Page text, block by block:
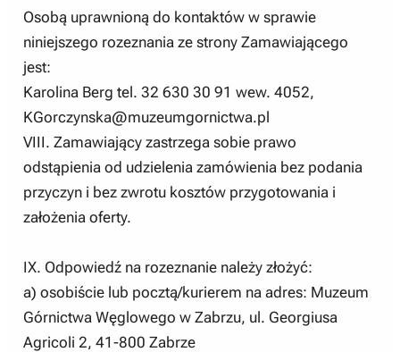
Osobą uprawnioną do kontaktów w sprawie
niniejszego rozeznania ze strony Zamawiającego
jest:
Karolina Berg tel. 32 630 30 91 wew. 4052,
KGorczynska@muzeumgornictwa.pl
VIII. Zamawiający zastrzega sobie prawo
odstąpienia od udzielenia zamówienia bez podania
przyczyn i bez zwrotu kosztów przygotowania i
założenia oferty.
IX. Odpowiedź na rozeznanie należy złożyć:
a) osobiście lub pocztą/kurierem na adres: Muzeum
Górnictwa Węglowego w Zabrzu, ul. Georgiusa
Agricoli 2, 41-800 Zabrze